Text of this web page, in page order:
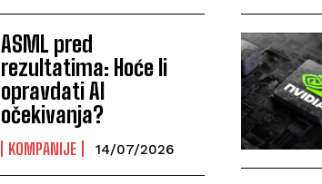
ASML pred
rezultatima: Hoće li
opravdati AI
očekivanja?
KOMPANIJE 14/07/2026